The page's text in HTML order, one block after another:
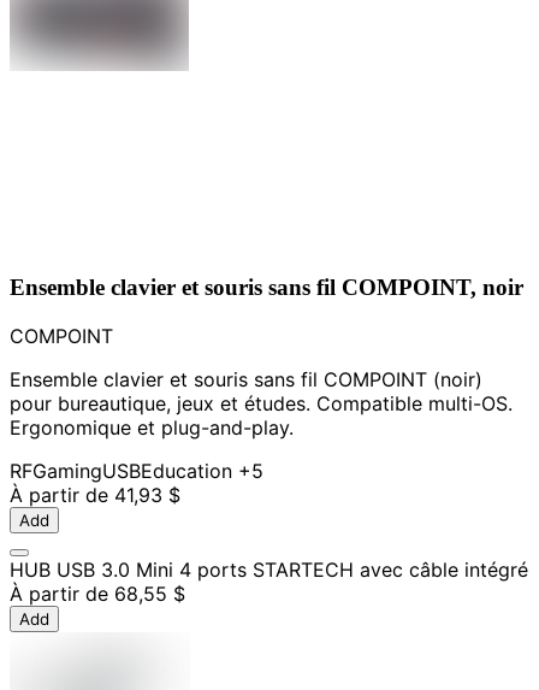
Ensemble clavier et souris sans fil COMPOINT, noir
COMPOINT
Ensemble clavier et souris sans fil COMPOINT (noir)
pour bureautique, jeux et études. Compatible multi-OS.
Ergonomique et plug-and-play.
RFGamingUSBEducation +5
À partir de 41,93 $
Add
HUB USB 3.0 Mini 4 ports STARTECH avec câble intégré
À partir de 68,55 $
Add